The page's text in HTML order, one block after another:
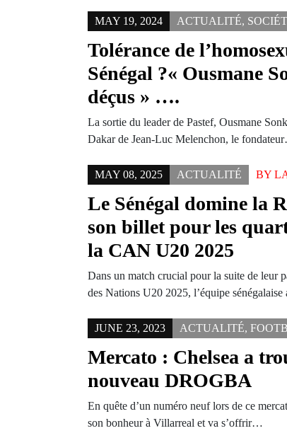
MAY 19, 2024 ACTUALITÉ,
Tolérance de
Sénégal ?« Ousmane
déçus » ….
La sortie du leader de Pastef, Ousmane
Dakar de Jean-Luc Melenchon, le
MAY 08, 2025 ACTUALITÉ BY
Le Sénégal domine la
son billet pour les
la CAN U20 2025
Dans un match crucial pour la suite de leur
des Nations U20 2025, l’équipe
JUNE 23, 2023 ACTUALITÉ,
Mercato : Chelsea a
nouveau DROGBA
En quête d’un numéro neuf lors de ce
son bonheur à Villarreal et va s’offrir…